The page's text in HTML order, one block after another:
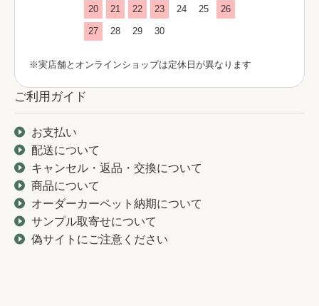
20 21 22 23 24 25 26
27 28 29 30
※実店舗とオンラインショップは定休日が異なります
ご利用ガイド
お支払い
配送について
キャンセル・返品・交換について
商品について
オーダーカーペット納期について
サンプル取寄せについて
偽サイトにご注意ください